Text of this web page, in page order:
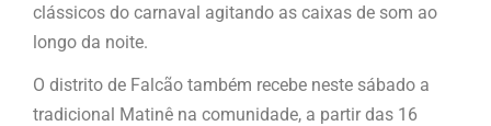
clássicos do carnaval agitando as caixas de som ao
longo da noite.
O distrito de Falcão também recebe neste sábado a
tradicional Matinê na comunidade, a partir das 16